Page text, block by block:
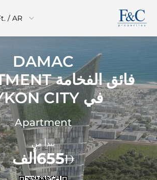
/ AR
DAMAC
فائق الفخامة APARTMENT
فيCITY
Apartment
يبدأ من
655ألف